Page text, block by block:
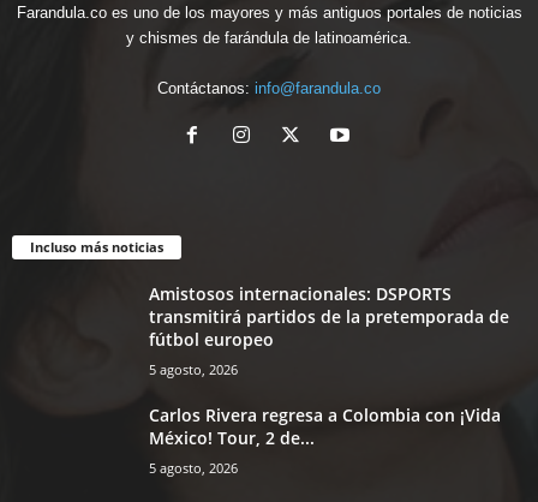
Farandula.co es uno de los mayores y más antiguos portales de noticias
y chismes de farándula de latinoamérica.
Contáctanos: info@farandula.co
Incluso más noticias
Amistosos internacionales: DSPORTS
transmitirá partidos de la pretemporada de
fútbol europeo
5 agosto, 2026
Carlos Rivera regresa a Colombia con ¡Vida
México! Tour, 2 de...
5 agosto, 2026